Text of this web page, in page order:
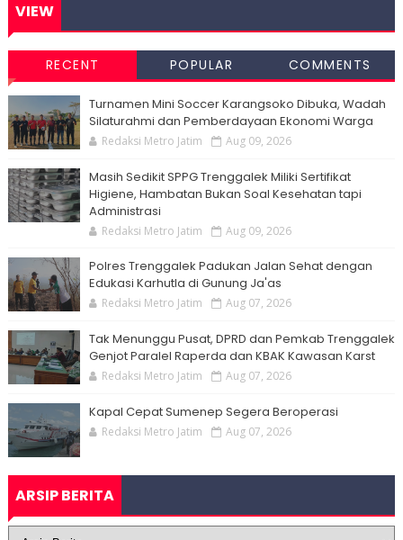
VIEW
RECENT POPULAR COMMENTS
Turnamen Mini Soccer Karangsoko Dibuka, Wadah
Silaturahmi dan Pemberdayaan Ekonomi Warga
Redaksi Metro Jatim Aug 09, 2026
Masih Sedikit SPPG Trenggalek Miliki Sertifikat
Higiene, Hambatan Bukan Soal Kesehatan tapi
Administrasi
Redaksi Metro Jatim Aug 09, 2026
Polres Trenggalek Padukan Jalan Sehat dengan
Edukasi Karhutla di Gunung Ja'as
Redaksi Metro Jatim Aug 07, 2026
Tak Menunggu Pusat, DPRD dan Pemkab Trenggalek
Genjot Paralel Raperda dan KBAK Kawasan Karst
Redaksi Metro Jatim Aug 07, 2026
Kapal Cepat Sumenep Segera Beroperasi
Redaksi Metro Jatim Aug 07, 2026
ARSIP BERITA